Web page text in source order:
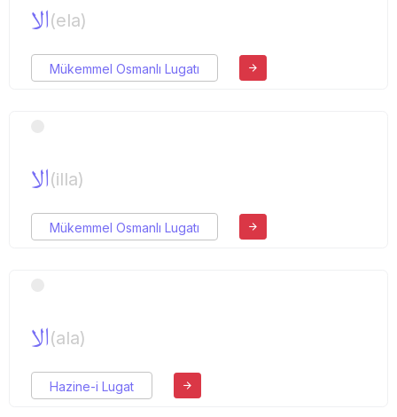
الا(ela)
Mükemmel Osmanlı Lugatı
الا(illa)
Mükemmel Osmanlı Lugatı
الا(ala)
Hazine-i Lugat